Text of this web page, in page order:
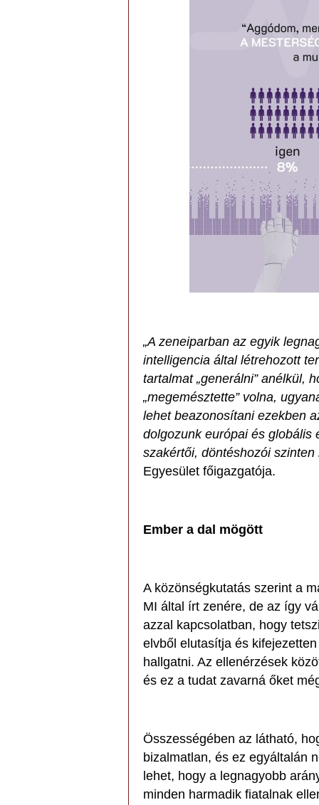
„A zeneiparban az egyik
intelligencia által létrehozott
tartalmat „generálni” anélkül,
„megemésztette” volna,
lehet beazonosítani ezekben
dolgozunk európai és globális
szakértői, döntéshozói szinten
Egyesület főigazgatója.
Ember a dal mögött
A közönségkutatás szerint a
MI által írt zenére, de az így
azzal kapcsolatban, hogy
elvből elutasítja és
hallgatni. Az ellenérzések
és ez a tudat zavarná őket
Összességében az látható,
bizalmatlan, és ez egyáltalán
lehet, hogy a legnagyobb
minden harmadik fiatalnak